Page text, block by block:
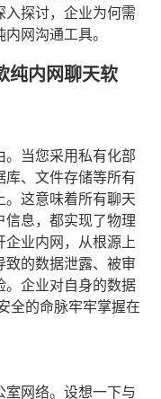
入探讨，企业为何需
网沟通工具。
纯内网聊天软
。当您采用私有化部
库、文件存储等所有
。这意味着所有聊天
信息，都实现了物理
企业内网，从根源上
致的数据泄露、被审
。企业对自身的数据
全的命脉牢牢掌握在
室网络。设想一下与